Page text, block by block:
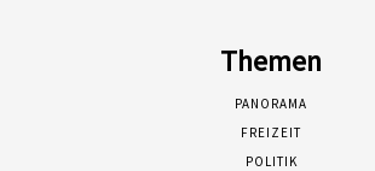
Themen
PANORAMA
FREIZEIT
POLITIK